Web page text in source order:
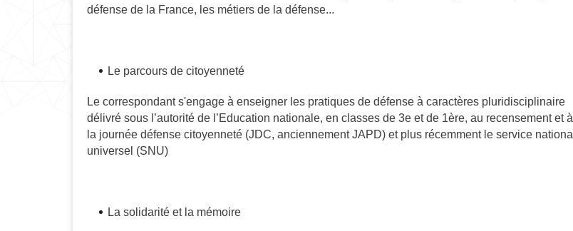
défense de la France, les métiers de la défense...
Le parcours de citoyenneté
Le correspondant s'engage à enseigner les pratiques de défense à caractères pluridisciplinaire
délivré sous l’autorité de l’Education nationale, en classes de 3e et de 1ère, au recensement et à
la journée défense citoyenneté (JDC, anciennement JAPD) et plus récemment le service national
universel (SNU)
La solidarité et la mémoire